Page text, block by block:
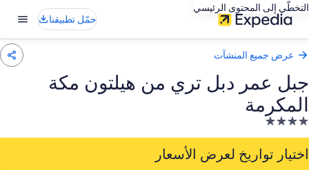
التخطّي إلى المحتوى الرئيسي
حمّل تطبيقنا
عرض جميع المنشآت
جبل عمر دبل تري من هيلتون مكة
المكرمة
منشأة
فندقية
مصنفة
اختيار تواريخ لعرض الأسعار